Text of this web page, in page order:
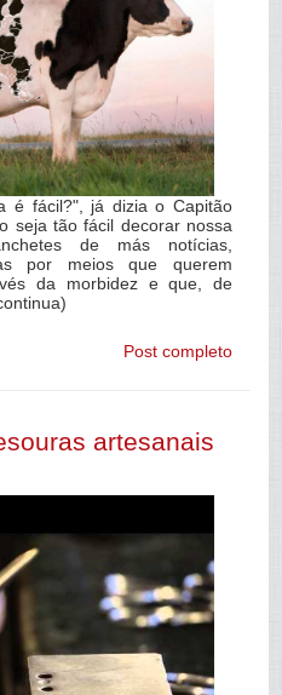
fácil?", já dizia o Capitão
seja tão fácil decorar nossa
de más notícias,
por meios que querem
da morbidez e que, de
Post completo
artesanais